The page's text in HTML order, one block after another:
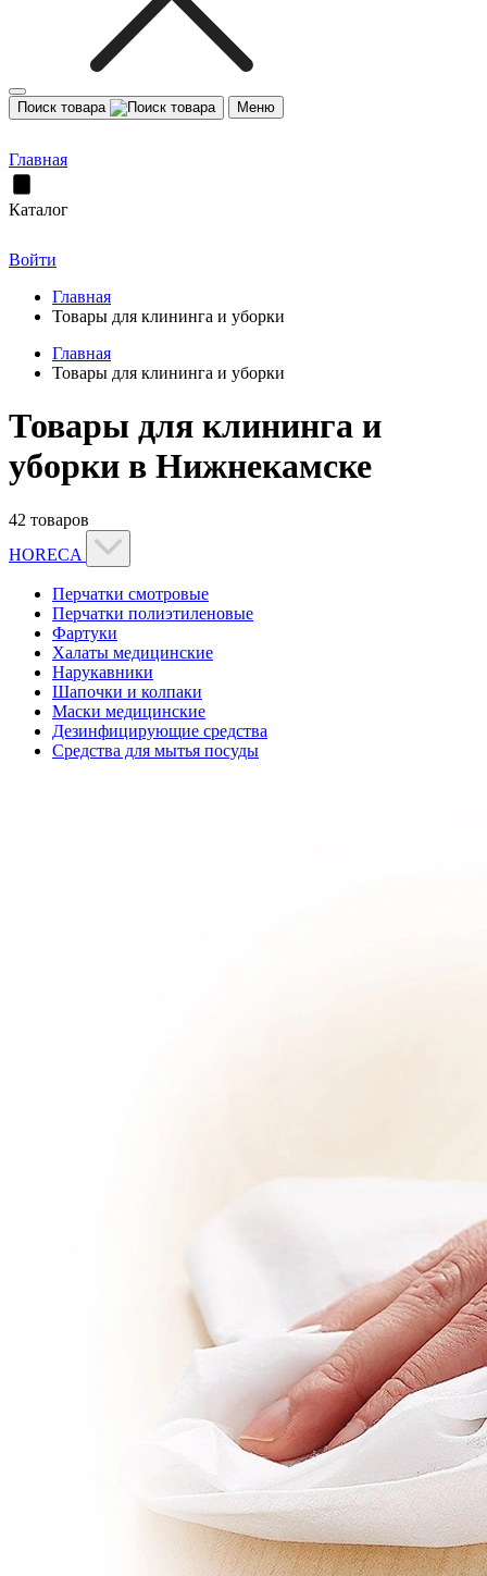
Поиск товара Меню
Главная
Каталог
Войти
Главная
Товары для клининга и уборки
Главная
Товары для клининга и уборки
Товары для клининга и
уборки в Нижнекамске
42 товаров
HORECA
Перчатки смотровые
Перчатки полиэтиленовые
Фартуки
Халаты медицинские
Нарукавники
Шапочки и колпаки
Маски медицинские
Дезинфицирующие средства
Средства для мытья посуды